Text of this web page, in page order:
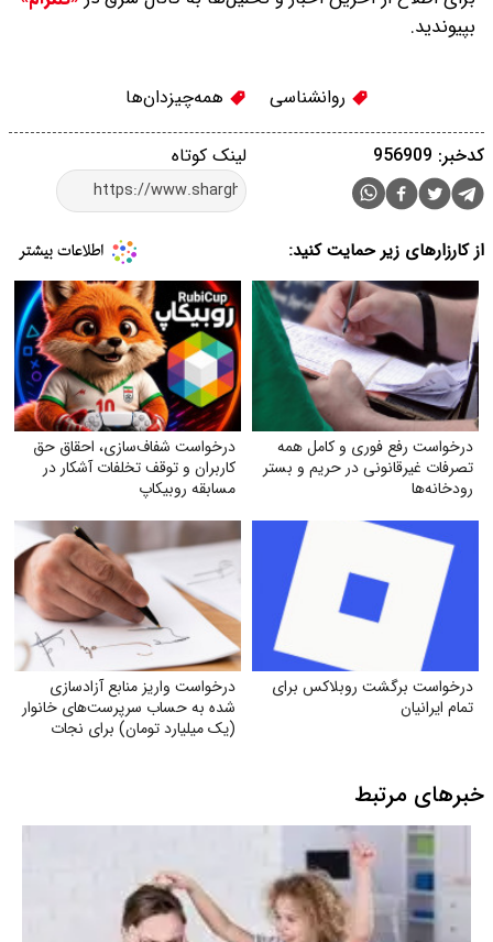
بپیوندید.
روانشناسی همه‌چیزدان‌ها
لینک کوتاه کدخبر: 956909
از کارزارهای زیر حمایت کنید:
درخواست رفع فوری و کامل همه
تصرفات غیرقانونی در حریم و بستر
رودخانه‌ها
درخواست شفاف‌سازی، احقاق حق
کاربران و توقف تخلفات آشکار در
مسابقه روبیکاپ
درخواست برگشت روبلاکس برای
تمام ایرانیان
درخواست واریز منابع آزادسازی
شده به حساب سرپرست‌های خانوار
(یک میلیارد تومان) برای نجات
خبرهای مرتبط